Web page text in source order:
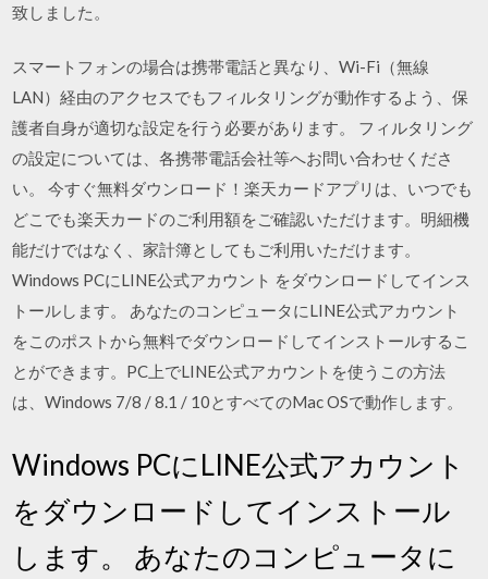
致しました。
スマートフォンの場合は携帯電話と異なり、Wi-Fi（無線
LAN）経由のアクセスでもフィルタリングが動作するよう、保
護者自身が適切な設定を行う必要があります。 フィルタリング
の設定については、各携帯電話会社等へお問い合わせくださ
い。 今すぐ無料ダウンロード！楽天カードアプリは、いつでも
どこでも楽天カードのご利用額をご確認いただけます。明細機
能だけではなく、家計簿としてもご利用いただけます。
Windows PCにLINE公式アカウント をダウンロードしてインス
トールします。 あなたのコンピュータにLINE公式アカウント
をこのポストから無料でダウンロードしてインストールするこ
とができます。PC上でLINE公式アカウントを使うこの方法
は、Windows 7/8 / 8.1 / 10とすべてのMac OSで動作します。
Windows PCにLINE公式アカウント
をダウンロードしてインストール
します。 あなたのコンピュータに